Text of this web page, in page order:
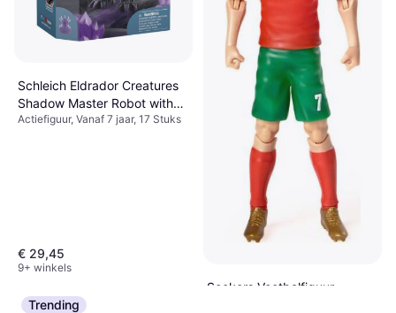
Schleich Eldrador Creatures
Shadow Master Robot with
Mini Creature 42557
Actiefiguur, Vanaf 7 jaar, 17 Stuks
€ 29,45
9+ winkels
Sockers Voetbalfiguur
Trending